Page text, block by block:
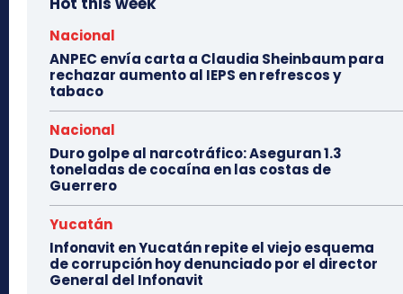
Nacional
ANPEC envía carta a Claudia Sheinbaum para
rechazar aumento al IEPS en refrescos y
tabaco
Nacional
Duro golpe al narcotráfico: Aseguran 1.3
toneladas de cocaína en las costas de
Guerrero
Yucatán
Infonavit en Yucatán repite el viejo esquema
de corrupción hoy denunciado por el director
General del Infonavit